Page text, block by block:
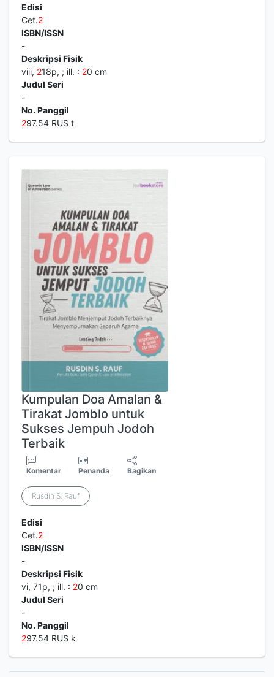
Edisi
Cet.2
ISBN/ISSN
-
Deskripsi Fisik
viii, 218p, ; ill. : 20 cm
Judul Seri
-
No. Panggil
297.54 RUS t
Kumpulan Doa Amalan &
Tirakat Jomblo untuk
Sukses Jempuh Jodoh
Terbaik
Komentar Penanda Bagikan
Rusdin S. Rauf
Edisi
Cet.2
ISBN/ISSN
-
Deskripsi Fisik
vi, 71p, ; ill. : 20 cm
Judul Seri
-
No. Panggil
297.54 RUS k